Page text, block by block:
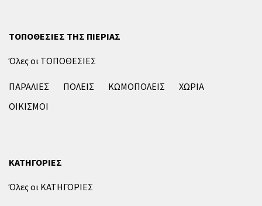
ΤΟΠΟΘΕΣΙΕΣ ΤΗΣ ΠΙΕΡΙΑΣ
Όλες οι ΤΟΠΟΘΕΣΙΕΣ
ΠΑΡΑΛΙΕΣ
ΠΟΛΕΙΣ ΚΩΜΟΠΟΛΕΙΣ
ΧΩΡΙΑ
ΟΙΚΙΣΜΟΙ
ΚΑΤΗΓΟΡΙΕΣ
Όλες οι ΚΑΤΗΓΟΡΙΕΣ